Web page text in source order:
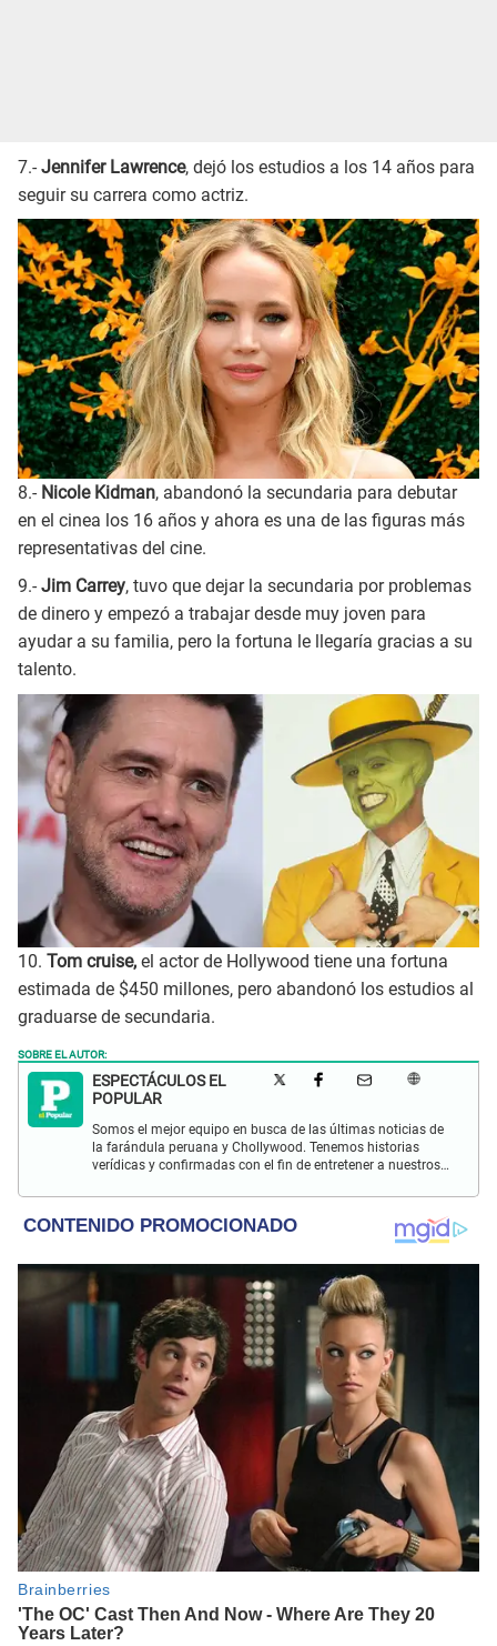
7.- Jennifer Lawrence, dejó los estudios a los 14 años para
seguir su carrera como actriz.
8.- Nicole Kidman, abandonó la secundaria para debutar
en el cinea los 16 años y ahora es una de las figuras más
representativas del cine.
9.- Jim Carrey, tuvo que dejar la secundaria por problemas
de dinero y empezó a trabajar desde muy joven para
ayudar a su familia, pero la fortuna le llegaría gracias a su
talento.
10. Tom cruise, el actor de Hollywood tiene una fortuna
estimada de $450 millones, pero abandonó los estudios al
graduarse de secundaria.
SOBRE EL AUTOR:
ESPECTÁCULOS EL
POPULAR
Somos el mejor equipo en busca de las últimas noticias de
la farándula peruana y Chollywood. Tenemos historias
verídicas y confirmadas con el fin de entretener a nuestros